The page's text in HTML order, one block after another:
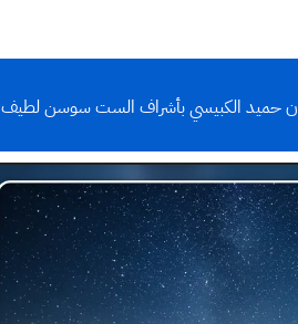
حميد الكبيسي بأشراف الست سوسن لطيف